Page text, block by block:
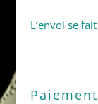
L’envoi se
Paiement